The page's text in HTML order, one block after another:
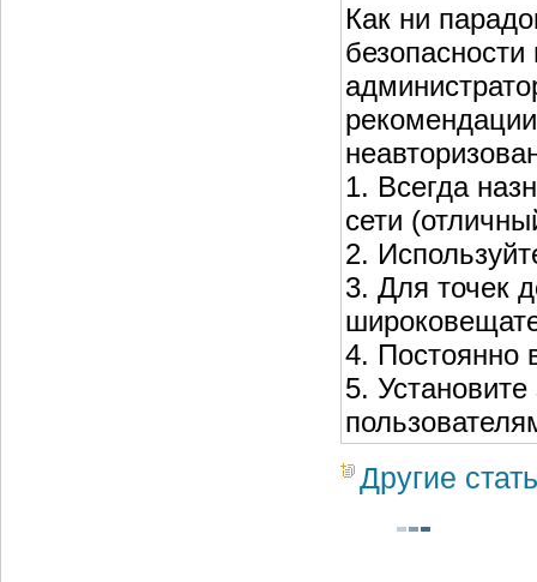
Как ни
1. Всегда
сети
2.
3. Для точек
4. Постоянно
5.
Другие